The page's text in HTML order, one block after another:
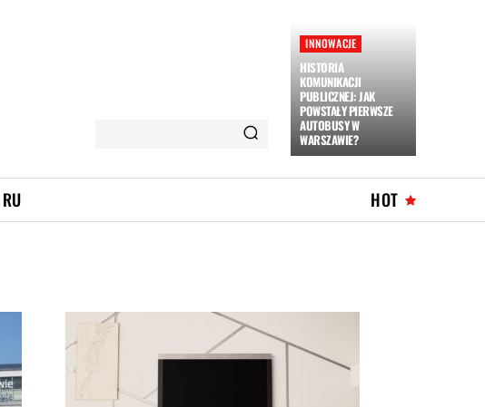
INNOWACJE
HISTORIA
KOMUNIKACJI
PUBLICZNEJ: JAK
POWSTAŁY PIERWSZE
AUTOBUSY W
WARSZAWIE?
RU HOT